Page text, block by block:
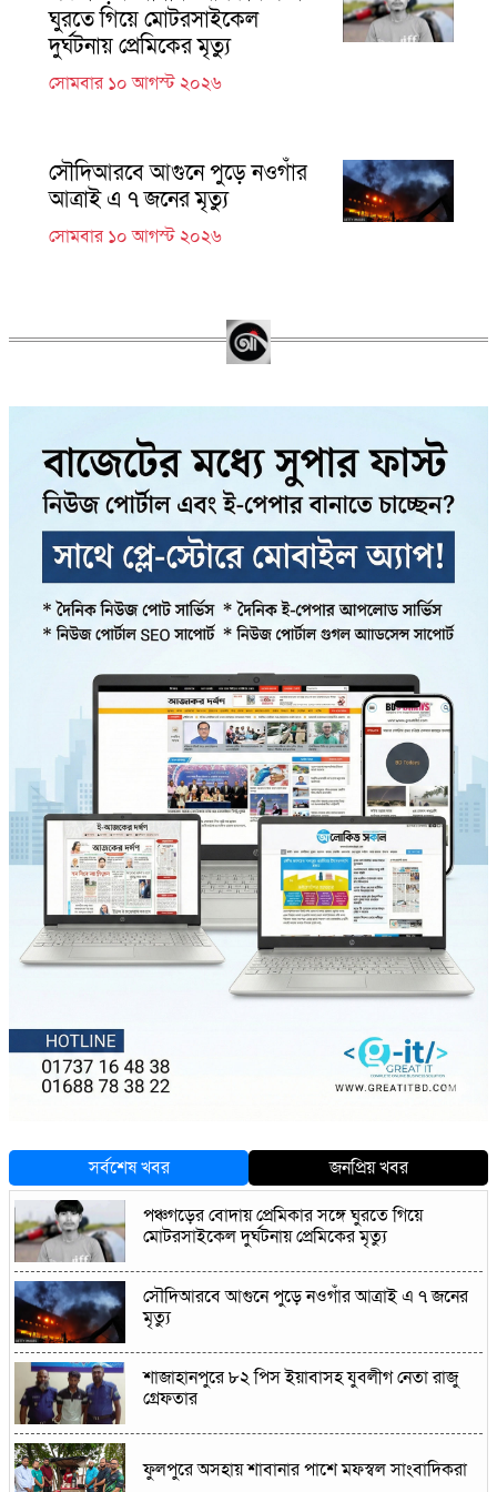
ঘুরতে গিয়ে মোটরসাইকেল
দুর্ঘটনায় প্রেমিকের মৃত্যু
সোমবার ১০ আগস্ট ২০২৬
সৌদিআরবে আগুনে পুড়ে নওগাঁর
আত্রাই এ ৭ জনের মৃত্যু
সোমবার ১০ আগস্ট ২০২৬
সর্বশেষ খবর
জনপ্রিয় খবর
পঞ্চগড়ের বোদায় প্রেমিকার সঙ্গে ঘুরতে গিয়ে
মোটরসাইকেল দুর্ঘটনায় প্রেমিকের মৃত্যু
সৌদিআরবে আগুনে পুড়ে নওগাঁর আত্রাই এ ৭ জনের
মৃত্যু
শাজাহানপুরে ৮২ পিস ইয়াবাসহ যুবলীগ নেতা রাজু
গ্রেফতার
ফুলপুরে অসহায় শাবানার পাশে মফস্বল সাংবাদিকরা